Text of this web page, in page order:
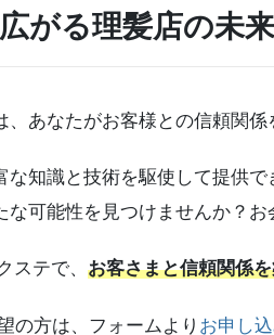
がる理髪店の未来
あなたがお客様との信頼関係
識と技術を駆使して提供で
可能性を見つけませんか？お
ステで、 お客さまと信頼関係
の方は、フォームより お申し